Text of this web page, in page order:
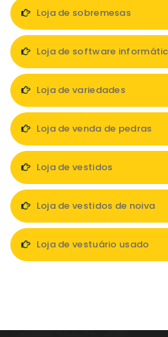
Loja de sobremesas
Loja de software
Loja de variedades
Loja de venda de pedras
Loja de vestidos
Loja de vestidos de noiva
Loja de vestuário usado